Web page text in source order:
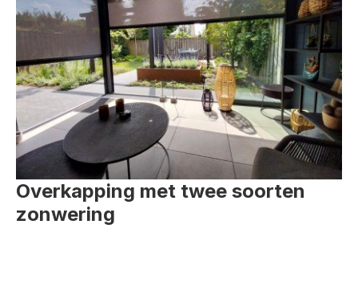
Overkapping met twee soorten
zonwering